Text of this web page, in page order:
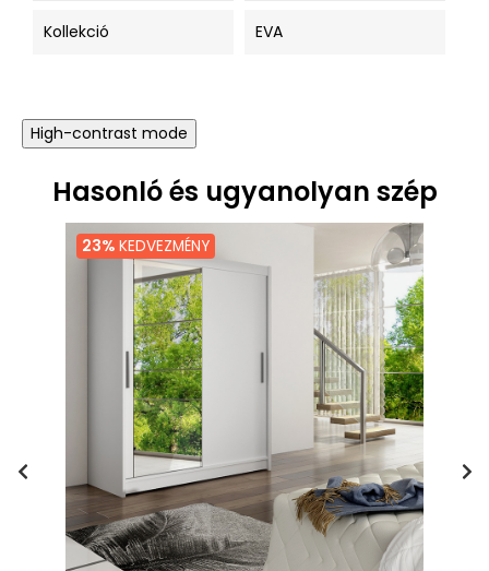
Kollekció EVA
High-contrast mode
Hasonló és ugyanolyan szép
23% KEDVEZMÉNY